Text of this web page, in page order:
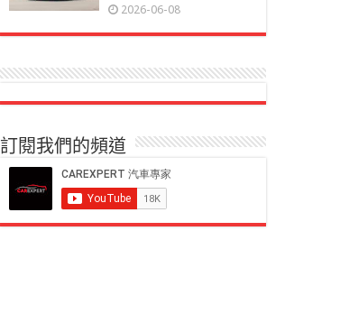
2026-06-08
訂閱我們的頻道